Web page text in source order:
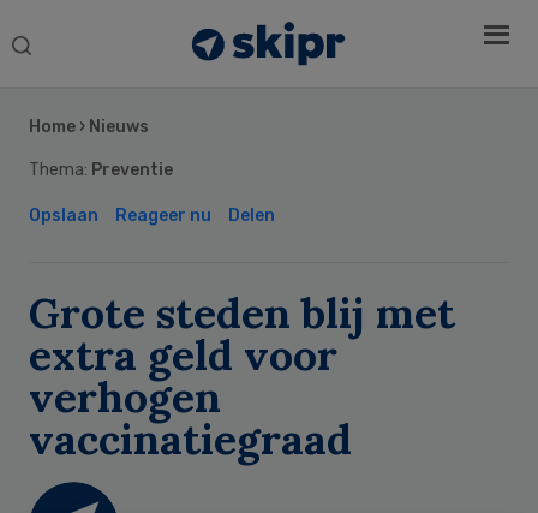
Search
Home › Nieuws
Thema: Preventie
Opslaan Reageer nu Delen
Grote steden blij met
extra geld voor
verhogen
vaccinatiegraad
Sidebar